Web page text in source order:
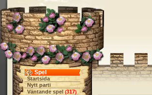
Spel
Startsida
Nytt parti
Väntande spel (317)